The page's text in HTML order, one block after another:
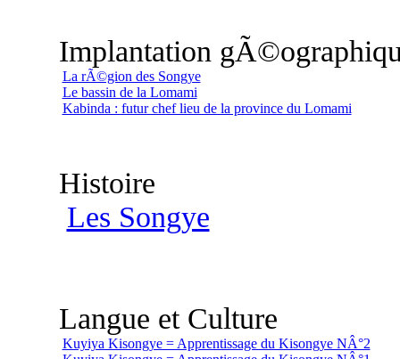
Implantation
La rÃ©gion des Songye
Le bassin de la Lomami
Kabinda : futur chef lieu de la province du Lomami
Histoire
Les Songye
Langue et Culture
Kuyiya Kisongye = Apprentissage du Kisongye NÂ°2